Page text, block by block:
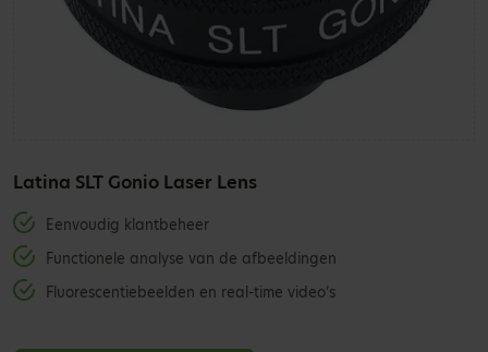
Latina SLT Gonio Laser Lens
Eenvoudig klantbeheer
Functionele analyse van de afbeeldingen
Fluorescentiebeelden en real-time video’s